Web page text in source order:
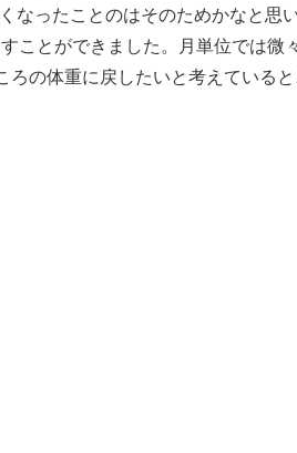
なったことのはそのためかなと思
とができました。月単位では微
の体重に戻したいと考えていると